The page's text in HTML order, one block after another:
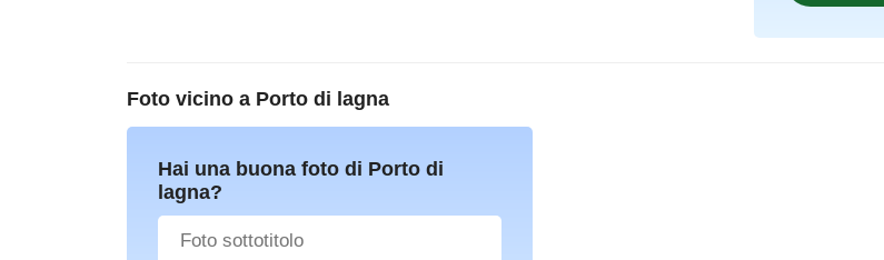
Foto vicino a Porto di lagna
Hai una buona foto di Porto di
lagna?